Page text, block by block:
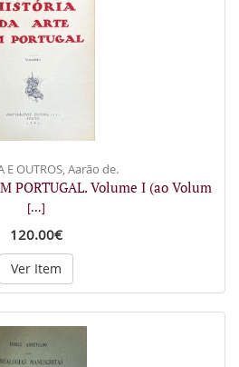
E OUTROS, Aarão de.
PORTUGAL. Volume I (ao Volum
[...]
120.00€
Ver Item